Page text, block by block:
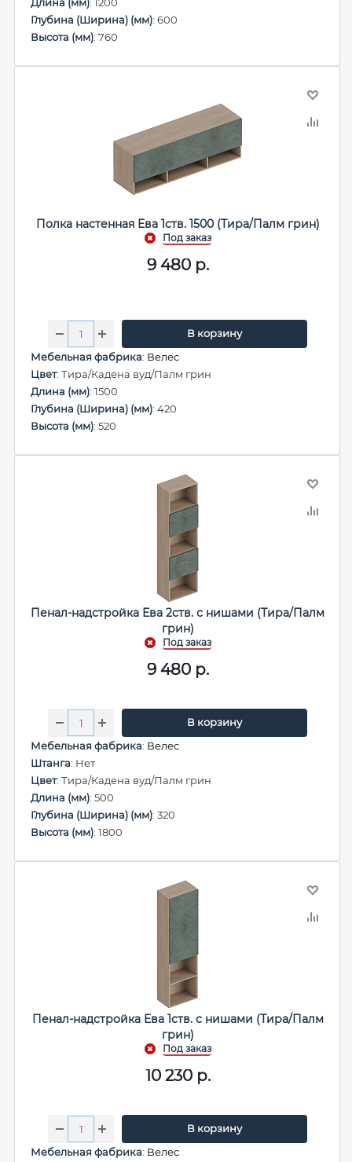
Глубина (Ширина) (мм): 600
Высота (мм): 760
Полка настенная Ева 1ств. 1500 (Тира/Палм грин)
9 480р.
В корзину
Мебельная фабрика: Велес
Цвет: Тира/Кадена вуд/Палм грин
Длина (мм): 1500
Глубина (Ширина) (мм): 420
Высота (мм): 520
Пенал-надстройка Ева 2ств. с нишами (Тира/Палм
грин)
9 480р.
В корзину
Мебельная фабрика: Велес
Штанга: Нет
Цвет: Тира/Кадена вуд/Палм грин
Длина (мм): 500
Глубина (Ширина) (мм): 320
Высота (мм): 1800
Пенал-надстройка Ева 1ств. с нишами (Тира/Палм
грин)
10 230р.
В корзину
Мебельная фабрика: Велес